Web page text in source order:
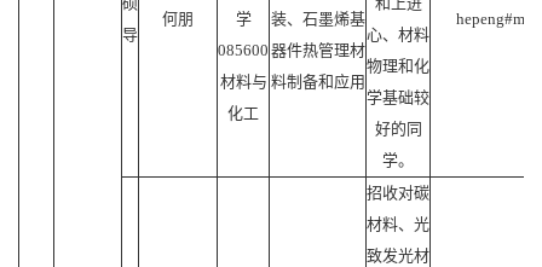
导
何朋
学
085600
材料与
化工
装、石墨烯基
器件热管理材
料制备和应用
心、材料
物理和化
学基础较
好的同
学。
招收对碳
材料、光
致发光材